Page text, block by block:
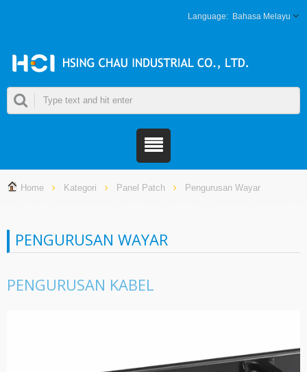
Bahasa Melayu
Home Kategori Panel Patch Pengurusan Wayar
PENGURUSAN WAYAR
PENGURUSAN KABEL